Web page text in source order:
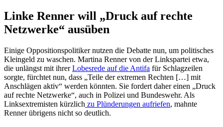
Linke Renner will „Druck auf rechte
Netzwerke“ ausüben
Einige Oppositionspolitiker nutzen die Debatte nun, um politisches
Kleingeld zu waschen. Martina Renner von der Linkspartei etwa,
die unlängst mit ihrerLobesrede auf die Antifa für Schlagzeilen
sorgte, fürchtet nun, dass „Teile der extremen Rechten […] mit
Anschlägen aktiv“ werden könnten. Sie fordert daher einen „Druck
auf rechte Netzwerke“, auch in Polizei und Bundeswehr. Als
Linksextremisten kürzlich zu Plünderungen aufriefen, mahnte
Renner übrigens nicht so deutlich.